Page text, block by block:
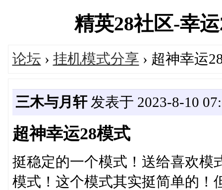
精英28社区-幸
论坛 › 挂机模式分享 › 超神幸运
三木与月轩发表于 2023-8-10
超神幸运28模式
挺稳定的一个模式！送给喜欢模
模式！这个模式其实挺简单的！